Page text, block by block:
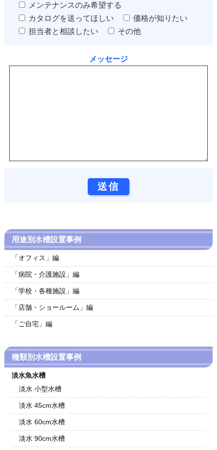
メンテナンスのみ希望する
カタログを送ってほしい
価格が知りたい
担当者と相談したい
その他
メッセージ
用途別水槽設置事例
「オフィス」編
「病院・介護施設」編
「学校・各種施設」編
「店舗・ショールーム」編
「ご自宅」編
種類別水槽設置事例
淡水魚水槽
淡水 小型水槽
淡水 45cm水槽
淡水 60cm水槽
淡水 90cm水槽